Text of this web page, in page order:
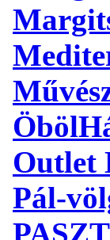
Outlet
Pál-